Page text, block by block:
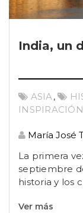
India, un
ASIA,
INSPIRACIÓN
María José
La primera
septiembre
historia y los
Ver más